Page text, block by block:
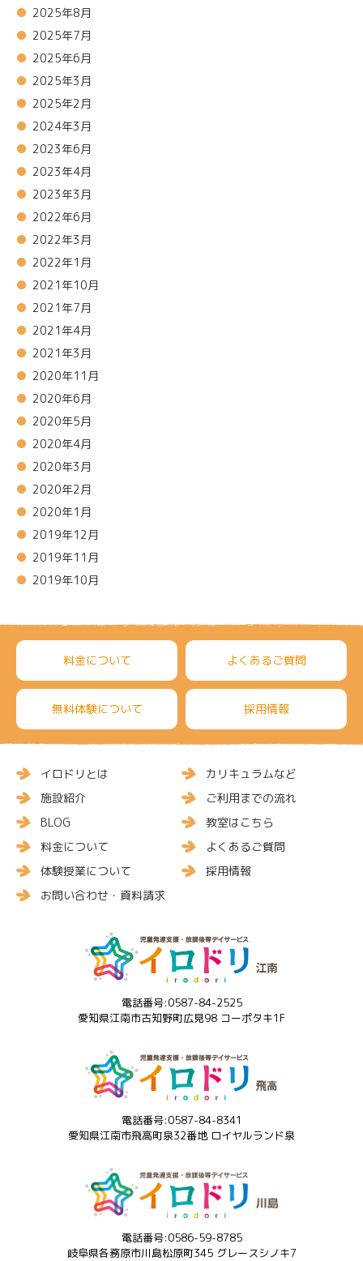
2025年8月
2025年7月
2025年6月
2025年3月
2025年2月
2024年3月
2023年6月
2023年4月
2023年3月
2022年6月
2022年3月
2022年1月
2021年10月
2021年7月
2021年4月
2021年3月
2020年11月
2020年6月
2020年5月
2020年4月
2020年3月
2020年2月
2020年1月
2019年12月
2019年11月
2019年10月
料金について よくあるご質問
無料体験について 採用情報
イロドリとは
カリキュラムなど
施設紹介
ご利用までの流れ
BLOG
教室はこちら
料金について
よくあるご質問
体験授業について
採用情報
お問い合わせ・資料請求
電話番号:0587-84-2525
愛知県江南市古知野町広見98 コーポタキ1F
電話番号:0587-84-8341
愛知県江南市飛高町泉32番地 ロイヤルランド泉
電話番号:0586-59-8785
岐阜県各務原市川島松原町345 グレースシノキ7